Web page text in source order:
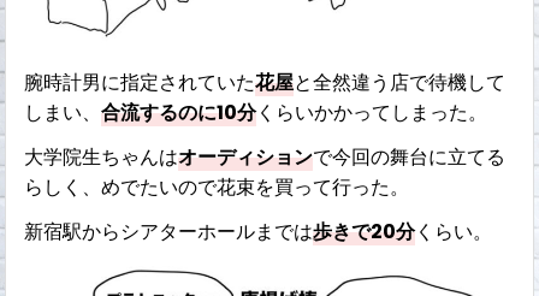
腕時計男に指定されていた花屋と全然違う店で待機して
しまい、合流するのに10分くらいかかってしまった。
大学院生ちゃんはオーディションで今回の舞台に立てる
らしく、めでたいので花束を買って行った。
新宿駅からシアターホールまでは歩きで20分くらい。